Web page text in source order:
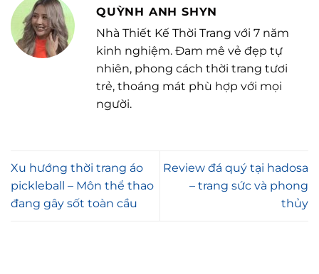
QUỲNH ANH SHYN
Nhà Thiết Kế Thời Trang với 7 năm
kinh nghiệm. Đam mê vẻ đẹp tự
nhiên, phong cách thời trang tươi
trẻ, thoáng mát phù hợp với mọi
người.
Xu hướng thời trang áo
pickleball – Môn thể thao
đang gây sốt toàn cầu
Review đá quý tại hadosa
– trang sức và phong
thủy